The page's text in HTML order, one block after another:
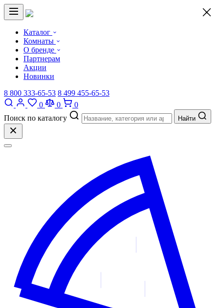
Каталог
Комнаты
О бренде
Партнерам
Акции
Новинки
8 800 333-65-53 8 499 455-65-53
0
0
0
Поиск по каталогу
Найти
×